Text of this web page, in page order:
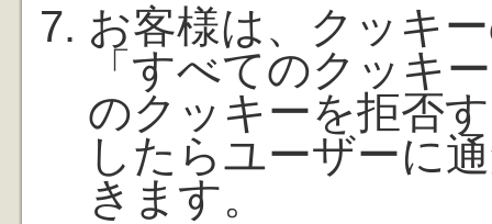
お客様は、クッキ
「すべてのクッキ
のクッキーを拒否
したらユーザーに
きます。